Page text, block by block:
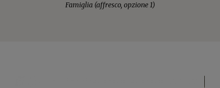
Famiglia (affresco, opzione 1)